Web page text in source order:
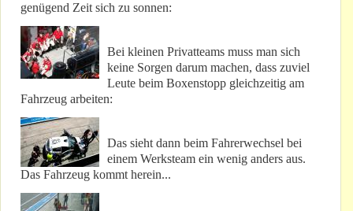
genügend Zeit sich zu sonnen:
Bei kleinen Privatteams muss man sich
keine Sorgen darum machen, dass zuviel
Leute beim Boxenstopp gleichzeitig am
Fahrzeug arbeiten:
Das sieht dann beim Fahrerwechsel bei
einem Werksteam ein wenig anders aus.
Das Fahrzeug kommt herein...